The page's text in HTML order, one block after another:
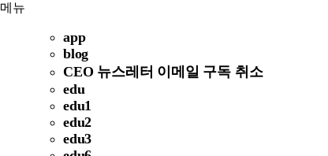
메뉴
app
blog
CEO 뉴스레터 이메일 구독 취소
edu
edu1
edu2
edu3